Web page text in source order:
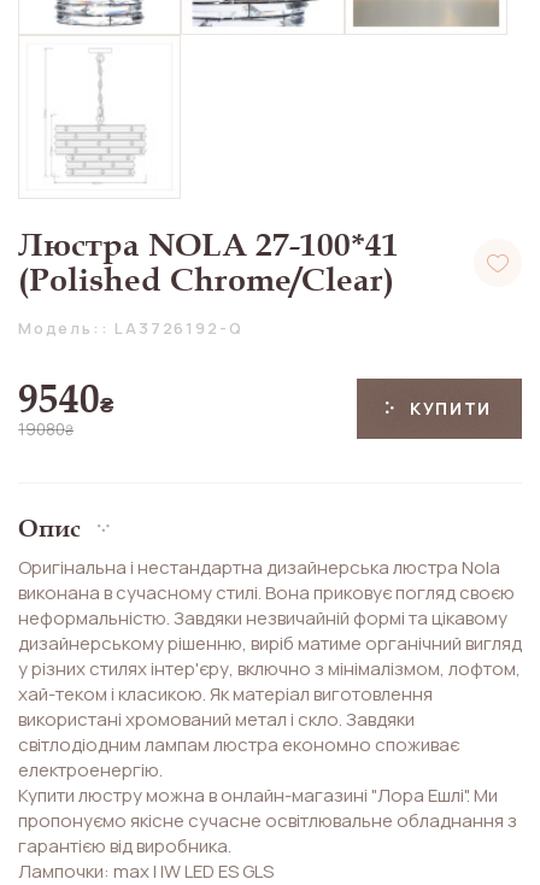
Люстра NOLA 27-100*41
(Polished Chrome/Clear)
Модель:: LA3726192-Q
9540₴
19080₴
КУПИТИ
Опис
Оригінальна і нестандартна дизайнерська люстра Nola
виконана в сучасному стилі. Вона приковує погляд своєю
неформальністю. Завдяки незвичайній формі та цікавому
дизайнерському рішенню, виріб матиме органічний вигляд
у різних стилях інтер'єру, включно з мінімалізмом, лофтом,
хай-теком і класикою. Як матеріал виготовлення
використані хромований метал і скло. Завдяки
світлодіодним лампам люстра економно споживає
електроенергію.
Купити люстру можна в онлайн-магазині "Лора Ешлі". Ми
пропонуємо якісне сучасне освітлювальне обладнання з
гарантією від виробника.
Лампочки: max I IW LED ES GLS